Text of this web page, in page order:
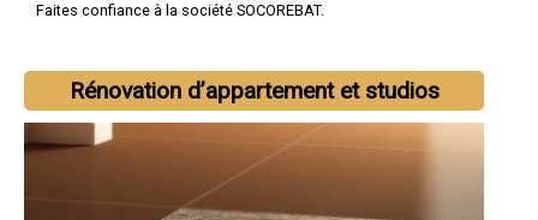
Faites confiance à la société SOCOREBAT.
Rénovation d’appartement et studios